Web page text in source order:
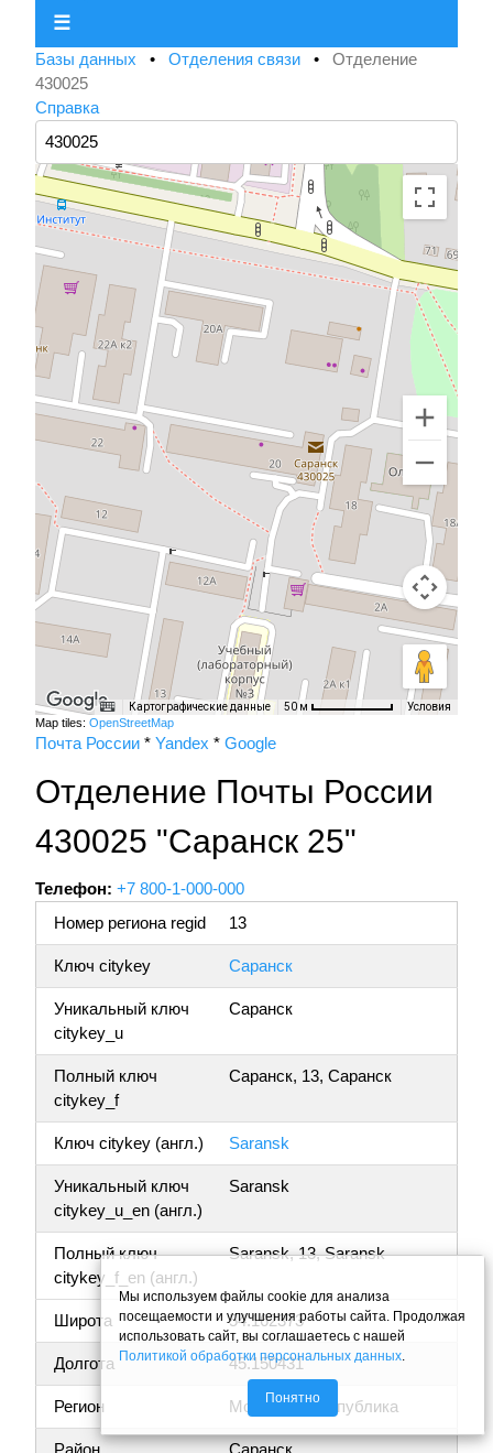
☰
Базы данных • Отделения связи • Отделение
430025
Справка
Картографические данные 50 м Условия
Map tiles: OpenStreetMap
Почта России * Yandex * Google
Отделение Почты России
430025 "Саранск 25"
Телефон: +7 800-1-000-000
Номер региона regid
13
Ключ citykey Саранск
Уникальный ключ
citykey_u
Саранск
Полный ключ
citykey_f
Саранск, 13, Саранск
Ключ citykey (англ.) Saransk
Уникальный ключ
citykey_u_en (англ.)
Saransk
Полный ключ
citykey_f_en (англ.)
Saransk, 13, Saransk
Широта 54.162373
Долгота 45.150431
Регион Мордовия республика
Мы используем файлы cookie для анализа
посещаемости и улучшения работы сайта. Продолжая
использовать сайт, вы соглашаетесь с нашей
Политикой обработки персональных данных
Понятно